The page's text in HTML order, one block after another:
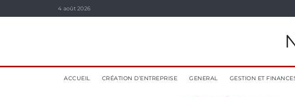
4 août 2026
ACCUEIL CRÉATION D’ENTREPRISE GENERAL GESTION ET